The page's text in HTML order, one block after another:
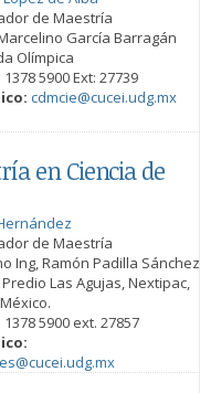
de Maestría
García Barragán
Olímpica
1378 5900 Ext: 27739
cdmcie@cucei.udg.mx
en Ciencia de
de Maestría
Ing, Ramón Padilla Sánchez
Predio Las Agujas, Nextipac,
1378 5900 ext. 27857